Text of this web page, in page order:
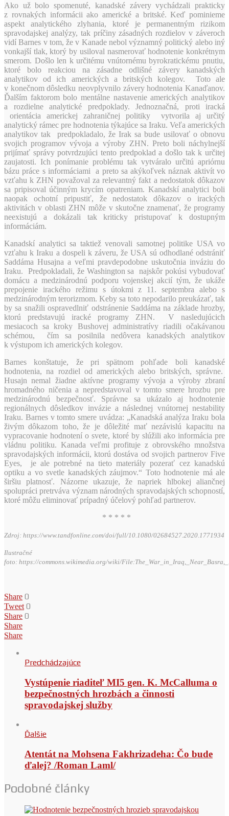
Ako už bolo spomenuté, kanadské závery vychádzali prakticky
z rovnakých informácii ako americké a britské. Keď pominieme
aspekt analytického zlyhania, ktoré je permanentným rizikom
spravodajskej analýzy, tak príčiny zásadných rozdielov v záveroch
vidí Barnes v tom, že v Kanade nebol významný politický alebo iný
vonkajší tlak, ktorý by usiloval nasmerovať hodnotenie konkrétnym
smerom. Došlo len k určitému vnútornému byrokratickému pnutiu,
ktoré bolo reakciou na zásadne odlišné závery kanadských
analytikov od ich amerických a britských kolegov. Toto ale
v konečnom dôsledku neovplyvnilo závery hodnotenia Kanaďanov.
Ďalším faktorom bolo mentálne nastavenie amerických analytikov
a rozdielne analytické predpoklady. Jednoznačná, proti iracká
orientácia americkej zahraničnej politiky vytvorila aj určitý
analytický rámec pre hodnotenia týkajúce sa Iraku. Veľa amerických
analytikov tak predpokladalo, že Irak sa bude usilovať o obnovu
svojich programov vývoja a výroby ZHN. Preto boli náchylnejší
prijímať správy potvrdzujúci tento predpoklad a došlo tak k určitej
zaujatosti. Ich ponímanie problému tak vytváralo určitú apriórnu
bázu práce s informáciami a preto sa akýkoľvek náznak aktivít vo
vzťahu k ZHN považoval za relevantný fakt a nedostatok dôkazov
sa pripisoval účinným krycím opatreniam. Kanadskí analytici boli
naopak ochotní pripustiť, že nedostatok dôkazov o irackých
aktivitách v oblasti ZHN môže v skutočne znamenať, že programy
neexistujú a dokázali tak kriticky pristupovať k dostupným
informáciám.
Kanadskí analytici sa taktiež venovali samotnej politike USA vo
vzťahu k Iraku a dospeli k záveru, že USA sú odhodlané odstrániť
Saddáma Husajna a veľmi pravdepodobne uskutočnia inváziu do
Iraku. Predpokladali, že Washington sa najskôr pokúsi vybudovať
domácu a medzinárodnú podporu vojenskej akcií tým, že ukáže
prepojenie irackého režimu s útokmi z 11. septembra alebo s
medzinárodným terorizmom. Keby sa toto nepodarilo preukázať, tak
by sa snažili ospravedlniť odstránenie Saddáma na základe hrozby,
ktorú predstavujú iracké programy ZHN. V nasledujúcich
mesiacoch sa kroky Bushovej administratívy riadili očakávanou
schémou, čím sa posilnila nedôvera kanadských analytikov
k výstupom ich amerických kolegov.
Barnes konštatuje, že pri spätnom pohľade boli kanadské
hodnotenia, na rozdiel od amerických alebo britských, správne.
Husajn nemal žiadne aktívne programy vývoja a výroby zbraní
hromadného ničenia a nepredstavoval v tomto smere hrozbu pre
medzinárodnú bezpečnosť. Správne sa ukázalo aj hodnotenie
regionálnych dôsledkov invázie a následnej vnútornej nestability
Iraku. Barnes v tomto smere uvádza: „Kanadská analýza Iraku bola
živým dôkazom toho, že je dôležité mať nezávislú kapacitu na
vypracovanie hodnotení o svete, ktoré by slúžili ako informácia pre
vládnu politiku. Kanada veľmi profituje z obrovského množstva
spravodajských informácii, ktorú dostáva od svojich partnerov Five
Eyes, je ale potrebné na tieto materiály pozerať cez kanadskú
optiku a vo svetle kanadských záujmov.“ Toto hodnotenie má ale
širšiu platnosť. Názorne ukazuje, že napriek hlbokej aliančnej
spolupráci pretrváva význam národných spravodajských schopností,
ktoré môžu eliminovať prípadný účelový pohľad partnerov.
* * * * *
Zdroj: https://www.tandfonline.com/doi/full/10.1080/02684527.2020.1771934
Ilustračné
foto: https://commons.wikimedia.org/wiki/
Share 0
Tweet 0
Share 0
Share
Share
Predchádzajúce
Vystúpenie riaditeľ MI5 gen. K. McCalluma o
bezpečnostných hrozbách a činnosti
spravodajskej služby
Ďalšie
Atentát na Mohsena Fakhrizadeha: Čo bude
ďalej? /Roman Laml/
Podobné články